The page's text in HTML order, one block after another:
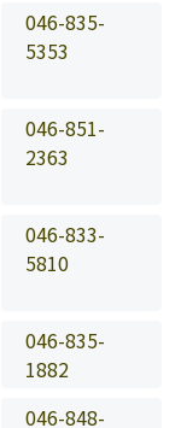
046-835-
5353
046-851-
2363
046-833-
5810
046-835-
1882
046-848-